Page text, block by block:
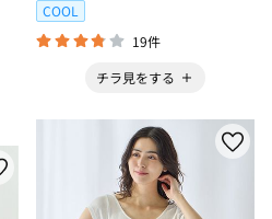
COOL
19件
チラ見をする